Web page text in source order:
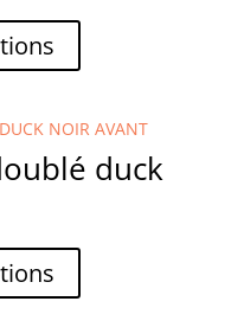
être
page
du
produit
plusieurs
Les
être
duck
produit